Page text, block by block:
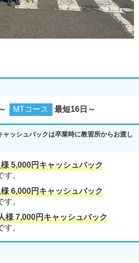
用に、スマートフォン、タブレッ
ホンをご持参ください。
MTコース 最短16日～
ッシュバックは卒業時に教習所からお渡し
5,000円キャッシュバック
。
6,000円キャッシュバック
。
様 7,000円キャッシュバック
。